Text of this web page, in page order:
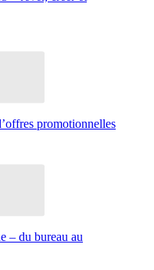
promotionnelles
– du bureau au